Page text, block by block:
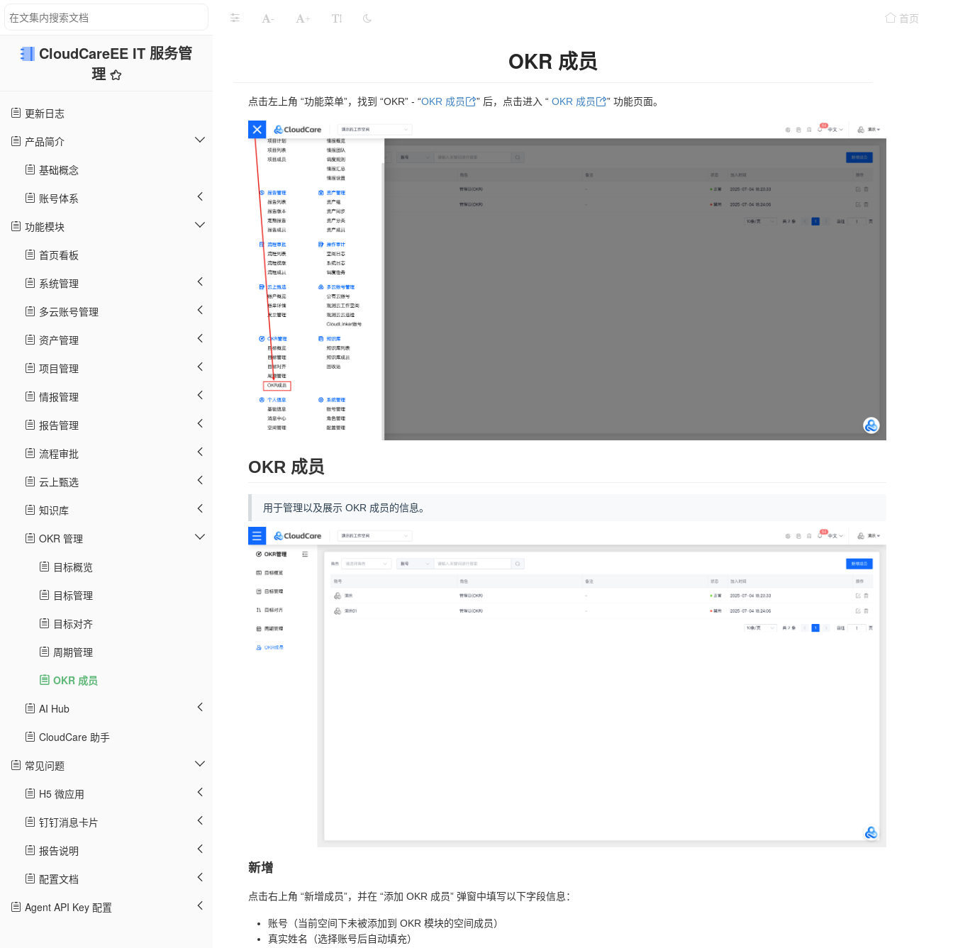
CloudCareEE IT 服务管
理
更新日志
产品简介
基础概念
账号体系
功能模块
首页看板
系统管理
多云账号管理
资产管理
项目管理
情报管理
报告管理
流程审批
云上甄选
知识库
OKR 管理
目标概览
目标管理
目标对齐
周期管理
OKR 成员
AI Hub
CloudCare 助手
常见问题
H5 微应用
钉钉消息卡片
报告说明
配置文档
Agent API Key 配置
- + 首页
OKR 成员
点击左上角 “功能菜单”，找到 “OKR” - “OKR 成员 ” 后，点击进入 “ OKR 成员 ” 功能页面。
OKR 成员
用于管理以及展示 OKR 成员的信息。
新增
点击右上角 “新增成员”，并在 “添加 OKR 成员” 弹窗中填写以下字段信息：
账号（当前空间下未被添加到 OKR 模块的空间成员）
真实姓名（选择账号后自动填充）